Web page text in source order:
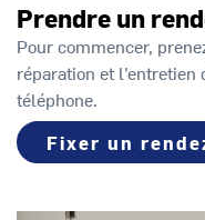
Prendre un
Pour commencer,
réparation et
téléphone.
Fixer un